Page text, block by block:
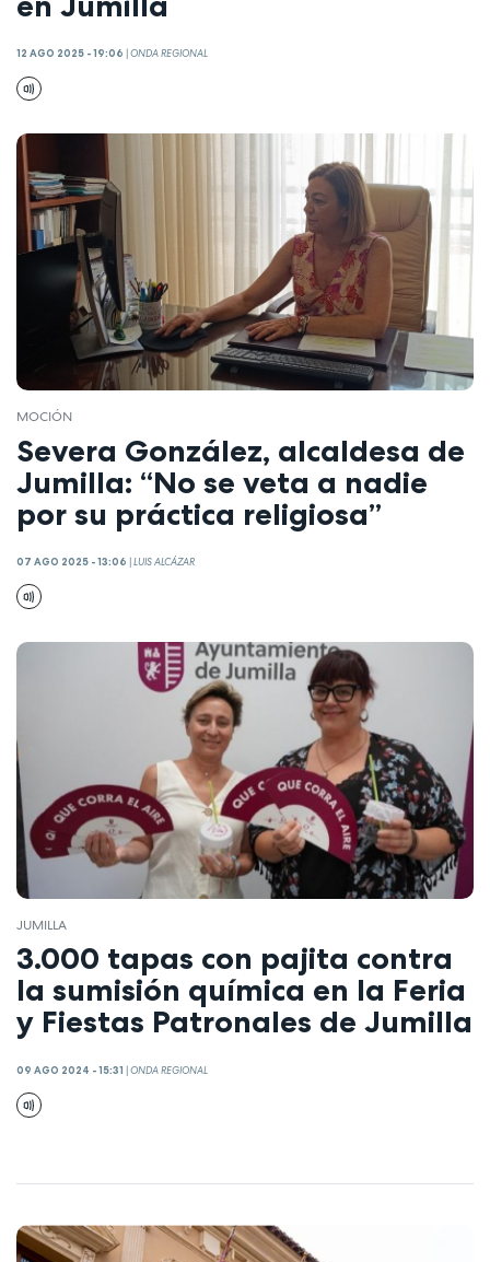
12 AGO 2025 - 19:06 ONDA REGIONAL
MOCIÓN
Severa González, alcaldesa de
Jumilla: “No se veta a nadie
por su práctica religiosa”
07 AGO 2025 - 13:06 |LUIS ALCÁZAR
JUMILLA
3.000 tapas con pajita contra
la sumisión química en la Feria
y Fiestas Patronales de Jumilla
09 AGO 2024 - 15:31 |ONDA REGIONAL